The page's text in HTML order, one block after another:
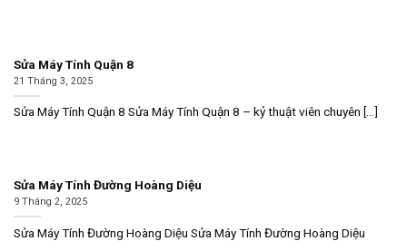
Sửa Máy Tính Quận 8
21 Tháng 3, 2025
Sửa Máy Tính Quận 8 Sửa Máy Tính Quận 8 – kỷ thuật viên chuyên [...]
Sửa Máy Tính Đường Hoàng Diệu
9 Tháng 2, 2025
Sửa Máy Tính Đường Hoàng Diệu Sửa Máy Tính Đường Hoàng Diệu